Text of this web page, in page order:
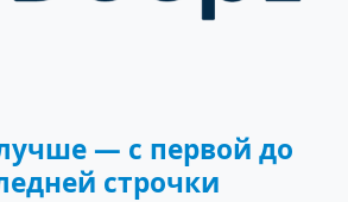
— с первой до
строчки